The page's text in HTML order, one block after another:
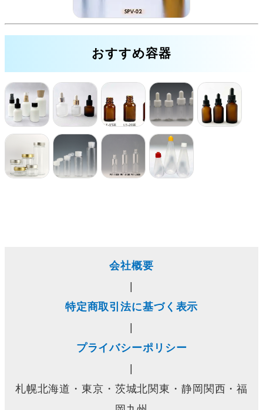
おすすめ容器
会社概要
|
特定商取引法に基づく表示
|
プライバシーポリシー
|
札幌北海道・東京・茨城北関東・静岡関西・福